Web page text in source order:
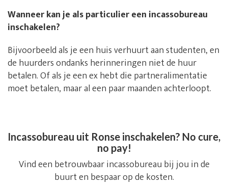
Wanneer kan je als particulier een incassobureau
inschakelen?
Bijvoorbeeld als je een huis verhuurt aan studenten, en
de huurders ondanks herinneringen niet de huur
betalen. Of als je een ex hebt die partneralimentatie
moet betalen, maar al een paar maanden achterloopt.
Incassobureau uit Ronse inschakelen? No cure,
no pay!
Vind een betrouwbaar incassobureau bij jou in de
buurt en bespaar op de kosten.